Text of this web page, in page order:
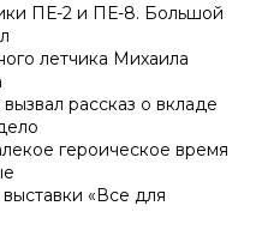
ПЕ-2 и ПЕ-8. Большой
летчика Михаила
рассказ о вкладе
героическое время
«Все для